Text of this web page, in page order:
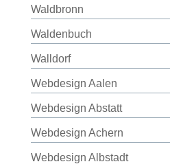
Waldbronn
Waldenbuch
Walldorf
Webdesign Aalen
Webdesign Abstatt
Webdesign Achern
Webdesign Albstadt